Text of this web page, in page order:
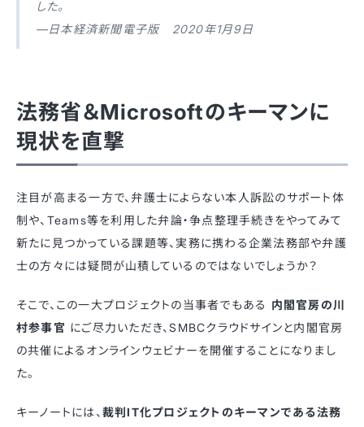
した。
—日本経済新聞電子版 2020年1月9日
法務省＆Microsoftのキーマンに
現状を直撃
注目が高まる一方で、弁護士によらない本人訴訟のサポート体
制や、Teams等を利用した弁論・争点整理手続きをやってみて
新たに見つかっている課題等、実務に携わる企業法務部や弁護
士の方々には疑問が山積しているのではないでしょうか？
そこで、この一大プロジェクトの当事者でもある 内閣官房の川
村参事官 にご尽力いただき、SMBCクラウドサインと内閣官房
の共催によるオンラインウェビナーを開催することになりまし
た。
キーノートには、 裁判IT化プロジェクトのキーマンである法務